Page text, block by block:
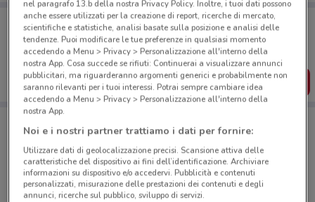
Porta DoveConviene sempre con te!
Puoi trovare le migliori offerte dei negozi vicino a te,
salvarle e creare la tua lista del risparmio, comodamente
dal tuo cellulare.
SCARICA L’APP
Negozi Hikoki a Milano
nel paragrafo 13.b della nostra Privacy Policy. Inoltre, i tuoi dati possono
anche essere utilizzati per la creazione di report, ricerche di mercato,
scientifiche e statistiche, analisi basate sulla posizione e analisi delle
tendenze. Puoi modificare le tue preferenze in qualsiasi momento
accedendo a Menu > Privacy > Personalizzazione all'interno della
nostra App. Cosa succede se rifiuti: Continuerai a visualizzare annunci
pubblicitari, ma riguarderanno argomenti generici e probabilmente non
saranno rilevanti per i tuoi interessi. Potrai sempre cambiare idea
accedendo a Menu > Privacy > Personalizzazione all'interno della
nostra App.
Noi e i nostri partner trattiamo i dati per fornire:
Utilizzare dati di geolocalizzazione precisi. Scansione attiva delle
caratteristiche del dispositivo ai fini dell’identificazione. Archiviare
informazioni su dispositivo e/o accedervi. Pubblicità e contenuti
personalizzati, misurazione delle prestazioni dei contenuti e degli
annunci, ricerche sul pubblico, sviluppo di servizi.